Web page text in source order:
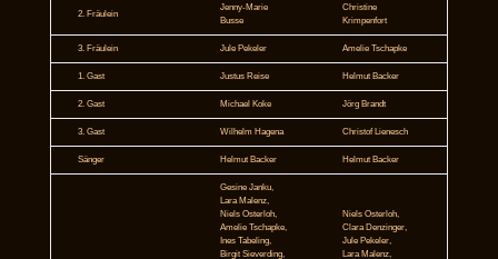
2. Fräulein
Jenny-Marie
Busse
Christine
Krimpenfort
3. Fräulein Jule Pekeler Amelie Tschapke
1. Gast Justus Reise Helmut Backer
2. Gast Michael Koke Jörg Brandt
3. Gast Wilhelm Hagena Christof Lienesch
Sänger Helmut Backer Helmut Backer
Gesine Janku,
Lara Malenz,
Niels Osterloh,
Amelie Tschapke,
Ines Tabeling,
Birgit Sieverding,
Niels Osterloh,
Clara Denzinger,
Jule Pekeler,
Lara Malenz,